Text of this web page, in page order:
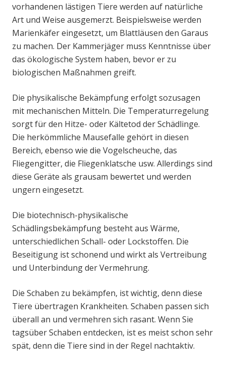
vorhandenen lästigen Tiere werden auf natürliche
Art und Weise ausgemerzt. Beispielsweise werden
Marienkäfer eingesetzt, um Blattläusen den Garaus
zu machen. Der Kammerjäger muss Kenntnisse über
das ökologische System haben, bevor er zu
biologischen Maßnahmen greift.
Die physikalische Bekämpfung erfolgt sozusagen
mit mechanischen Mitteln. Die Temperaturregelung
sorgt für den Hitze- oder Kältetod der Schädlinge.
Die herkömmliche Mausefalle gehört in diesen
Bereich, ebenso wie die Vogelscheuche, das
Fliegengitter, die Fliegenklatsche usw. Allerdings sind
diese Geräte als grausam bewertet und werden
ungern eingesetzt.
Die biotechnisch-physikalische
Schädlingsbekämpfung besteht aus Wärme,
unterschiedlichen Schall- oder Lockstoffen. Die
Beseitigung ist schonend und wirkt als Vertreibung
und Unterbindung der Vermehrung.
Die Schaben zu bekämpfen, ist wichtig, denn diese
Tiere übertragen Krankheiten. Schaben passen sich
überall an und vermehren sich rasant. Wenn Sie
tagsüber Schaben entdecken, ist es meist schon sehr
spät, denn die Tiere sind in der Regel nachtaktiv.